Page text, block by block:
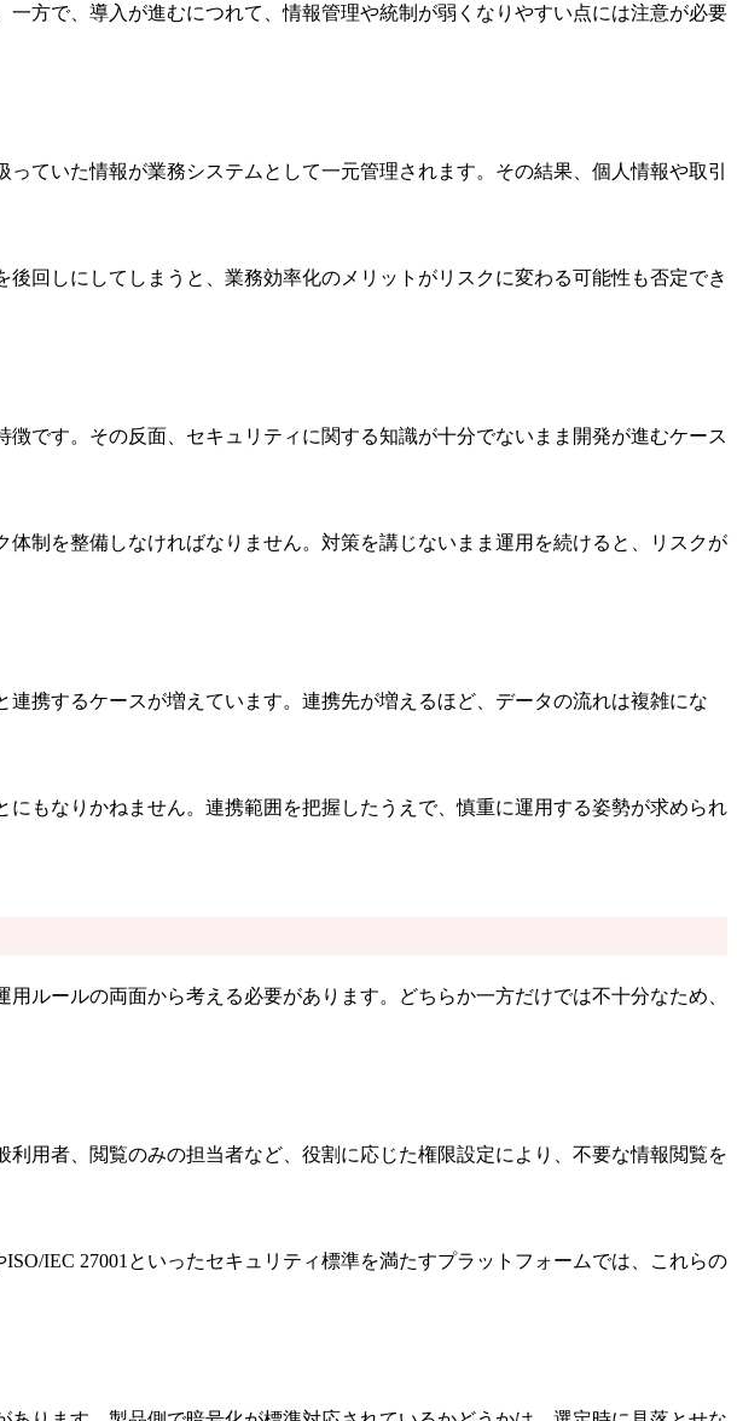
方で、導入が進むにつれて、情報管理や統制が弱くなりやすい点には注意が必要
ていた情報が業務システムとして一元管理されます。その結果、個人情報や取引
回しにしてしまうと、業務効率化のメリットがリスクに変わる可能性も否定でき
です。その反面、セキュリティに関する知識が十分でないまま開発が進むケース
制を整備しなければなりません。対策を講じないまま運用を続けると、リスクが
携するケースが増えています。連携先が増えるほど、データの流れは複雑にな
もなりかねません。連携範囲を把握したうえで、慎重に運用する姿勢が求められ
ルールの両面から考える必要があります。どちらか一方だけでは不十分なため、
用者、閲覧のみの担当者など、役割に応じた権限設定により、不要な情報閲覧を
IEC 27001といったセキュリティ標準を満たすプラットフォームでは、これらの